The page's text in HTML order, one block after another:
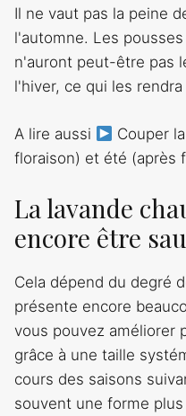
Il ne vaut pas la peine
l'automne. Les
n'auront peut-être pas
l'hiver, ce qui les
A lire aussi
Couper
floraison) et été (après
La lavande
encore être
Cela dépend du degré
présente encore
vous pouvez améliorer
grâce à une taille
cours des saisons
souvent une forme